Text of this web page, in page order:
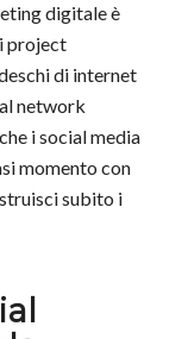
digitale è
project
di internet
network
i social media
momento con
subito i